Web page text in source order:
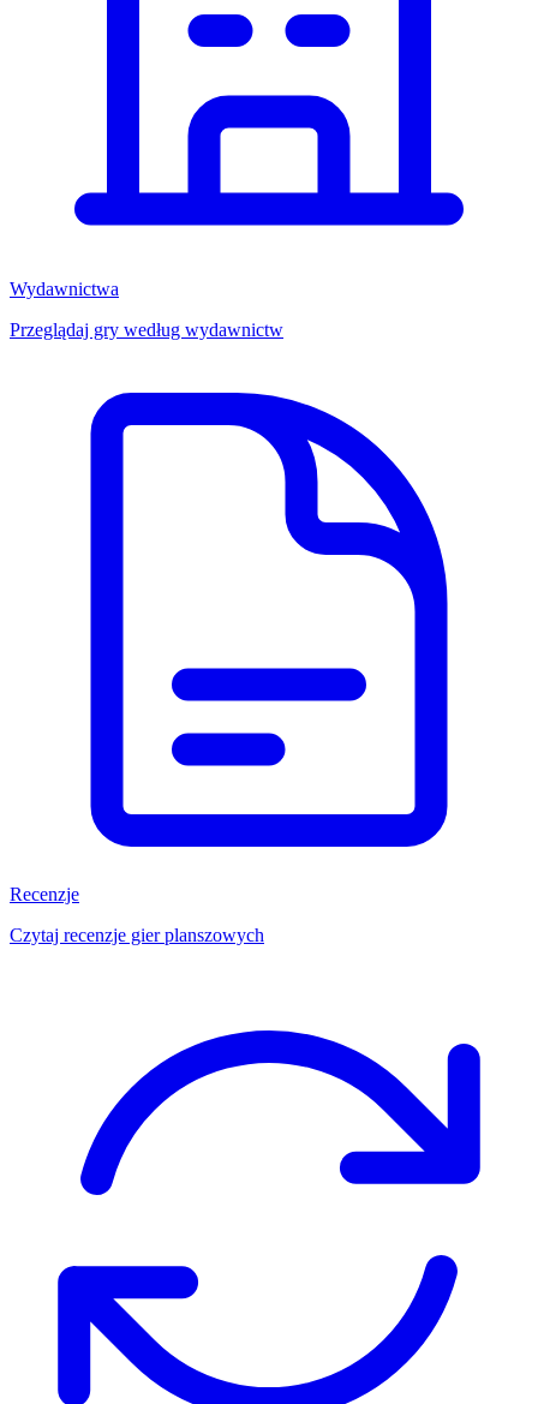
Wydawnictwa
Przeglądaj gry według wydawnictw
Recenzje
Czytaj recenzje gier planszowych